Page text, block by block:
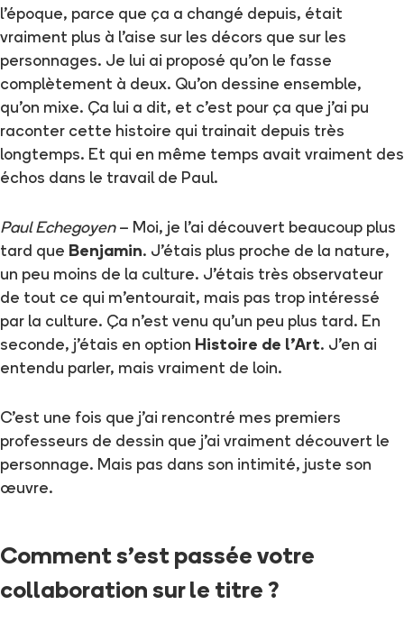
l'époque, parce que ça a changé depuis, était
vraiment plus à l'aise sur les décors que sur les
personnages. Je lui ai proposé qu'on le fasse
complètement à deux. Qu'on dessine ensemble,
qu'on mixe. Ça lui a dit, et c'est pour ça que j'ai pu
raconter cette histoire qui trainait depuis très
longtemps. Et qui en même temps avait vraiment des
échos dans le travail de Paul.
Paul Echegoyen– Moi, je l'ai découvert beaucoup plus
tard que Benjamin. J'étais plus proche de la nature,
un peu moins de la culture. J'étais très observateur
de tout ce qui m'entourait, mais pas trop intéressé
par la culture. Ça n'est venu qu'un peu plus tard. En
seconde, j'étais en option Histoire de l'Art. J'en ai
entendu parler, mais vraiment de loin.
C'est une fois que j'ai rencontré mes premiers
professeurs de dessin que j'ai vraiment découvert le
personnage. Mais pas dans son intimité, juste son
œuvre.
Comment s'est passée votre
collaboration sur le titre ?